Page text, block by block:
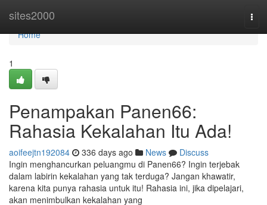
sites2000
Home
Home
1
Penampakan Panen66:
Rahasia Kekalahan Itu Ada!
aoifeejtn192084 336 days ago News
Discuss
Ingin menghancurkan peluangmu di Panen66? Ingin terjebak
dalam labirin kekalahan yang tak terduga? Jangan khawatir,
karena kita punya rahasia untuk itu! Rahasia ini, jika dipelajari,
akan menimbulkan kekalahan yang